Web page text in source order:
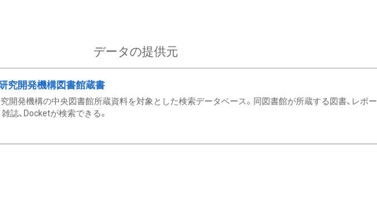
データの提供元
究開発機構図書館蔵書
開発機構の中央図書館所蔵資料を対象とした検索データベース。同図書館が所蔵する図書、レポー
雑誌、Docketが検索できる。